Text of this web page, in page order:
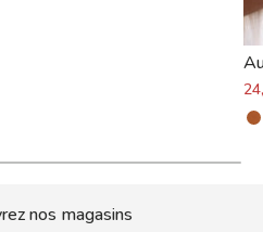
nos magasins